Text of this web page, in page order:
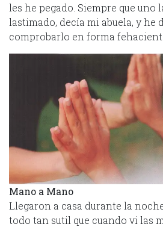
les he pegado. Siempre que uno
lastimado, decía mi abuela, y he
comprobarlo en forma
Mano a Mano
Llegaron a casa durante la
todo tan sutil que cuando vi las